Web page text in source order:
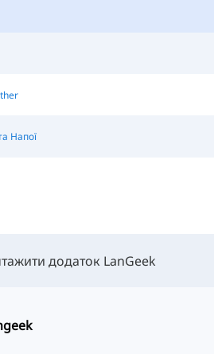
Напої
додаток LanGeek